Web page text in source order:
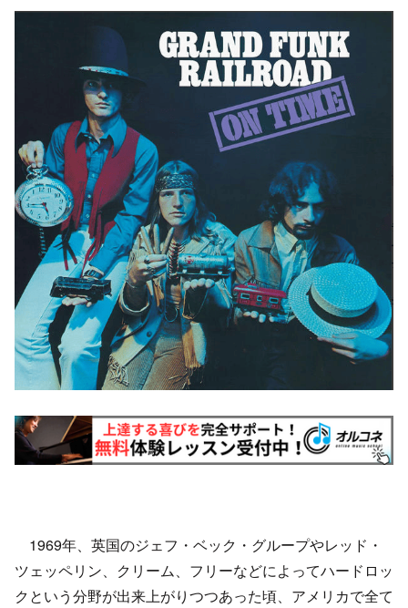
1969年、英国のジェフ・ベック・グループやレッド・
ツェッペリン、クリーム、フリーなどによってハードロッ
クという分野が出来上がりつつあった頃、アメリカで全て